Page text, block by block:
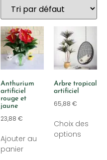
Anthurium
artificiel
rouge et
jaune
23,88 €
Ajouter au
panier
Arbre tropical
artificiel
65,88 €
Choix des
options